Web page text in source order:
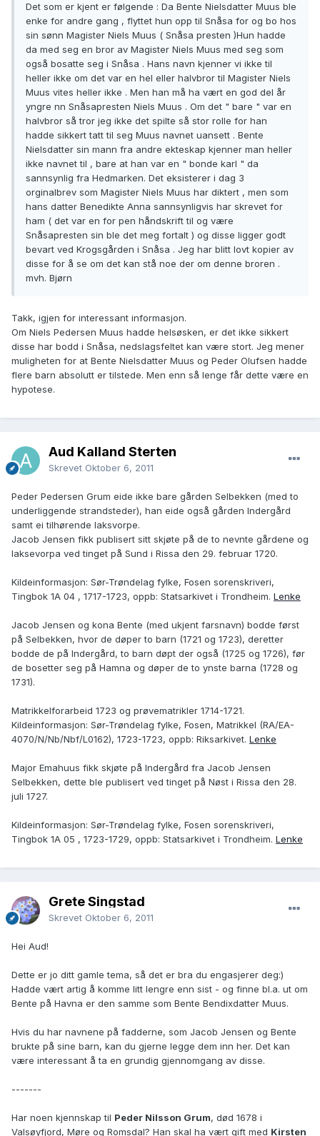
Det som er kjent er følgende : Da Bente Nielsdatter Muus ble
enke for andre gang , flyttet hun opp til Snåsa for og bo hos
sin sønn Magister Niels Muus ( Snåsa presten )Hun hadde
da med seg en bror av Magister Niels Muus med seg som
også bosatte seg i Snåsa . Hans navn kjenner vi ikke til
heller ikke om det var en hel eller halvbror til Magister Niels
Muus vites heller ikke . Men han må ha vært en god del år
yngre nn Snåsapresten Niels Muus . Om det " bare " var en
halvbror så tror jeg ikke det spilte så stor rolle for han
hadde sikkert tatt til seg Muus navnet uansett . Bente
Nielsdatter sin mann fra andre ekteskap kjenner man heller
ikke navnet til , bare at han var en " bonde karl " da
sannsynlig fra Hedmarken. Det eksisterer i dag 3
orginalbrev som Magister Niels Muus har diktert , men som
hans datter Benedikte Anna sannsynligvis har skrevet for
ham ( det var en for pen håndskrift til og være
Snåsapresten sin ble det meg fortalt ) og disse ligger godt
bevart ved Krogsgården i Snåsa . Jeg har blitt lovt kopier av
disse for å se om det kan stå noe der om denne broren .
mvh. Bjørn
Takk, igjen for interessant informasjon.
Om Niels Pedersen Muus hadde helsøsken, er det ikke sikkert
disse har bodd i Snåsa, nedslagsfeltet kan være stort. Jeg mener
muligheten for at Bente Nielsdatter Muus og Peder Olufsen hadde
flere barn absolutt er tilstede. Men enn så lenge får dette være en
hypotese.
Aud Kalland Sterten
Skrevet Oktober 6, 2011
Peder Pedersen Grum eide ikke bare gården Selbekken (med to
underliggende strandsteder), han eide også gården Indergård
samt ei tilhørende laksvorpe.
Jacob Jensen fikk publisert sitt skjøte på de to nevnte gårdene og
laksevorpa ved tinget på Sund i Rissa den 29. februar 1720.
Kildeinformasjon: Sør-Trøndelag fylke, Fosen sorenskriveri,
Tingbok 1A 04 , 1717-1723, oppb: Statsarkivet i Trondheim. Lenke
Jacob Jensen og kona Bente (med ukjent farsnavn) bodde først
på Selbekken, hvor de døper to barn (1721 og 1723), deretter
bodde de på Indergård, to barn døpt der også (1725 og 1726), før
de bosetter seg på Hamna og døper de to ynste barna (1728 og
1731).
Matrikkelforarbeid 1723 og prøvematrikler 1714-1721.
Kildeinformasjon: Sør-Trøndelag fylke, Fosen, Matrikkel (RA/EA-
4070/N/Nb/Nbf/L0162), 1723-1723, oppb: Riksarkivet. Lenke
Major Emahuus fikk skjøte på Indergård fra Jacob Jensen
Selbekken, dette ble publisert ved tinget på Nøst i Rissa den 28.
juli 1727.
Kildeinformasjon: Sør-Trøndelag fylke, Fosen sorenskriveri,
Tingbok 1A 05 , 1723-1729, oppb: Statsarkivet i Trondheim. Lenke
Grete Singstad
Skrevet Oktober 6, 2011
Hei Aud!
Dette er jo ditt gamle tema, så det er bra du engasjerer deg:)
Hadde vært artig å komme litt lengre enn sist - og finne bl.a. ut om
Bente på Havna er den samme som Bente Bendixdatter Muus.
Hvis du har navnene på fadderne, som Jacob Jensen og Bente
brukte på sine barn, kan du gjerne legge dem inn her. Det kan
være interessant å ta en grundig gjennomgang av disse.
-------
Har noen kjennskap til Peder Nilsson Grum, død 1678 i
Valsøyfjord, Møre og Romsdal? Han skal ha vært gift med Kirsten